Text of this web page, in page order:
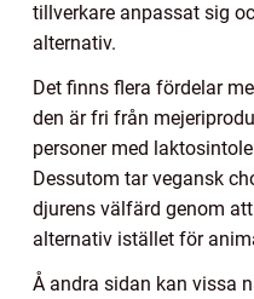
tillverkare anpassat sig
alternativ.
Det finns flera fördelar
den är fri från
personer med
Dessutom tar vegansk
djurens välfärd genom
alternativ istället för
Å andra sidan kan vissa